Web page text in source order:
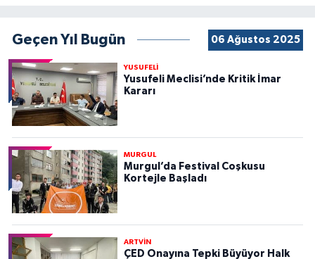
Geçen Yıl Bugün 06 Ağustos 2025
YUSUFELİ
Yusufeli Meclisi’nde Kritik İmar
Kararı
MURGUL
Murgul’da Festival Coşkusu
Kortejle Başladı
ARTVİN
ÇED Onayına Tepki Büyüyor Halk